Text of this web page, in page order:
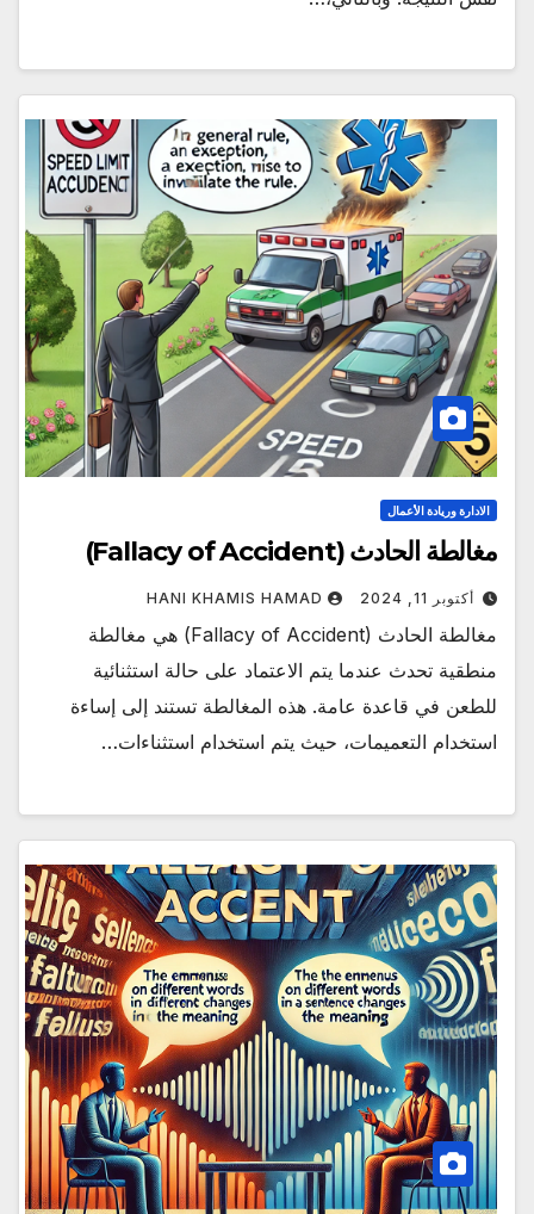
الادارة وريادة الأعمال
مغالطة الحادث (Fallacy of Accident)
أكتوبر 11, 2024 HANI KHAMIS HAMAD
مغالطة الحادث (Fallacy of Accident) هي مغالطة
منطقية تحدث عندما يتم الاعتماد على حالة استثنائية
للطعن في قاعدة عامة. هذه المغالطة تستند إلى إساءة
استخدام التعميمات، حيث يتم استخدام استثناءات…